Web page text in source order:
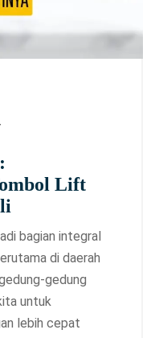
Lift
bagian integral
di daerah
gedung
untuk
lebih cepat